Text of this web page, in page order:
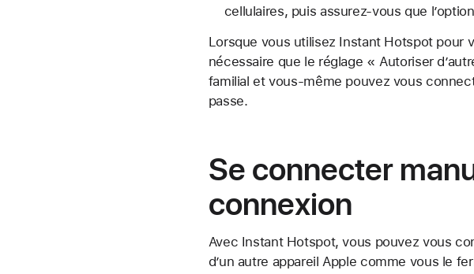
cellulaires, puis assurez-vous que
Lorsque vous utilisez Instant Hotspot pour
nécessaire que le réglage « Autoriser
familial et vous-même pouvez vous
passe.
Se connecter
connexion
Avec Instant Hotspot, vous pouvez vous
d’un autre appareil Apple comme vous le